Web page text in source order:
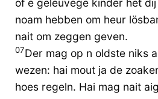
noam hebben om heur
nait om zeggen geven.
07Der mag op n oldste niks
wezen: hai mout ja de
hoes regeln. Hai mag nait